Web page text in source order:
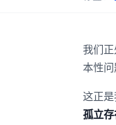
我们
本性问
这正
孤立